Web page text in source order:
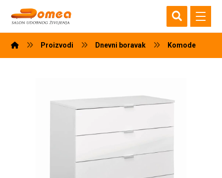
Proizvodi Dnevni boravak Komode